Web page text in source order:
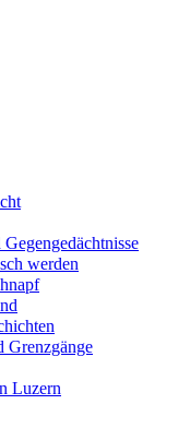
werden
Grenzgänge
Luzern